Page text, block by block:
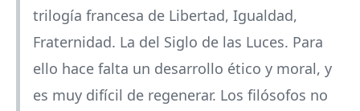
trilogía francesa de Libertad, Igualdad,
Fraternidad. La del Siglo de las Luces. Para
ello hace falta un desarrollo ético y moral, y
es muy difícil de regenerar. Los filósofos no